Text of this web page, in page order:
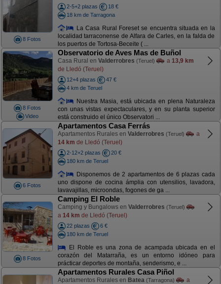
8 Fotos
2-5+2 plazas
18 €
18 km de Tarragona
La Casa Rural Foreset se encuentra situada en la
localidad tarraconense de Alfara de Carles, en la falda de
los puertos de Tortosa-Beceite ( ...
8 Fotos
Video
Observatorio de Aves Mas de Buñol
Casa Rural en Valderrobres (Teruel) a 13,9 km
de Lledó (Teruel)
12+4 plazas
47 €
4 km de Teruel
Nuestra Masia, está ubicada en plena Naturaleza
con unas vistas expectaculares, y en su planta superior
está construido el único Observatori ...
6 Fotos
Apartamentos Casa Ferrás
Apartamentos Rurales en Valderrobres (Teruel)
a
14 km de Lledó (Teruel)
2-12+2 plazas
20 €
180 km de Teruel
Disponemos de 2 apartamentos de 6 plazas cada
uno dispone de cocina ámplia con utensilios, lavadora,
lavavajillas, microondas, fogones de ga ...
8 Fotos
Camping El Roble
Camping y Bungalows en Valderrobres (Teruel)
a 14 km de Lledó (Teruel)
22 plazas
6 €
180 km de Teruel
El Roble es una zona de acampada ubicada en el
corazón del Matarraña, es un entorno idóneo para
prácticar deportes de montaña, senderismo, e ...
Apartamentos Rurales Casa Piñol
Apartamentos Rurales en Batea (Tarragona)
a